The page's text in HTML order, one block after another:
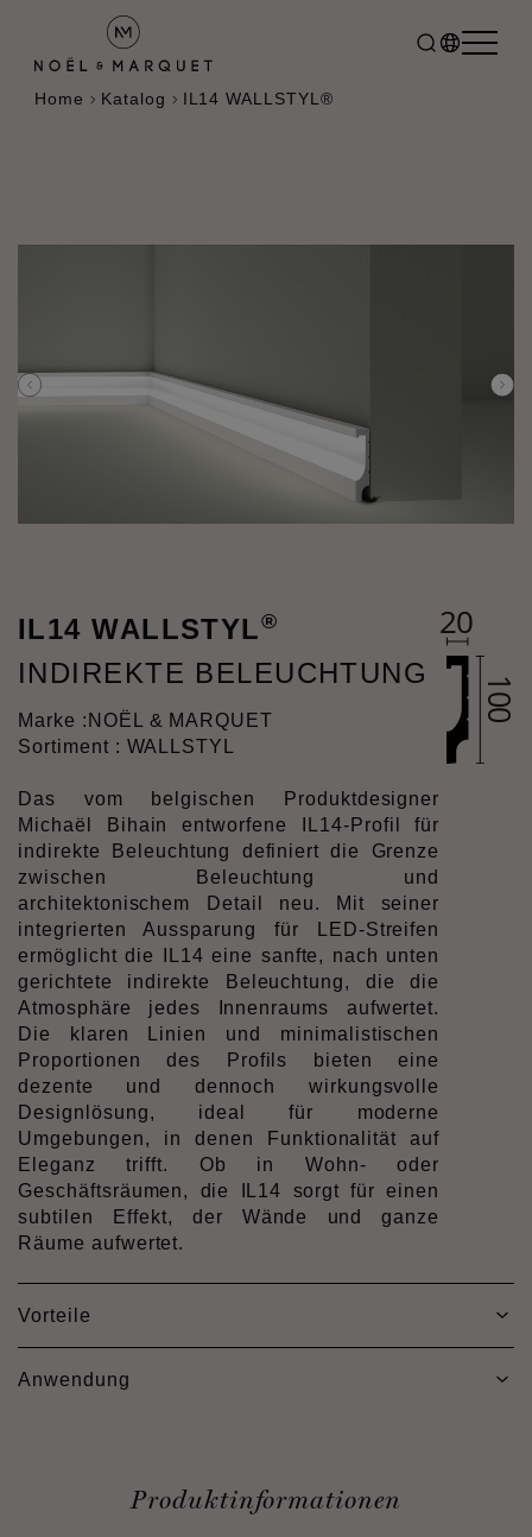
Home Katalog IL14 WALLSTYL®
IL14 WALLSTYL®
INDIREKTE BELEUCHTUNG
Marke : NOËL & MARQUET
Sortiment : WALLSTYL
Das vom belgischen Produktdesigner
Michaël Bihain entworfene IL14-Profil für
indirekte Beleuchtung definiert die Grenze
zwischen Beleuchtung und
architektonischem Detail neu. Mit seiner
integrierten Aussparung für LED-Streifen
ermöglicht die IL14 eine sanfte, nach unten
gerichtete indirekte Beleuchtung, die die
Atmosphäre jedes Innenraums aufwertet.
Die klaren Linien und minimalistischen
Proportionen des Profils bieten eine
dezente und dennoch wirkungsvolle
Designlösung, ideal für moderne
Umgebungen, in denen Funktionalität auf
Eleganz trifft. Ob in Wohn- oder
Geschäftsräumen, die IL14 sorgt für einen
subtilen Effekt, der Wände und ganze
Räume aufwertet.
Vorteile
Anwendung
Produktinformationen